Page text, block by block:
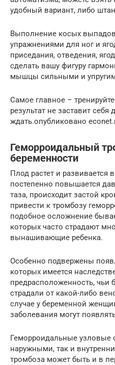
удобный вариант, либо
Выполнение косых
упражнениями для ног и
приседания, отведения,
сделать вашу фигуру
мышцы сильными и
Самое главное –
результат не заставит себя
ждать.опубликовано
Геморроидальный
беременности
Плод растет и развивается
постепенно повышается
таза, происходит застой
привести к тромбозу
подобное осложнение
которых часто страдают
вынашивающие ребенка.
Особенно подвержены
которых имеется
предрасположенность, чьи
страдали от какой-либо
случае у беременной
заболевания могут
Геморроидальные узловые
наружными, так и
тромбоза может быть и в